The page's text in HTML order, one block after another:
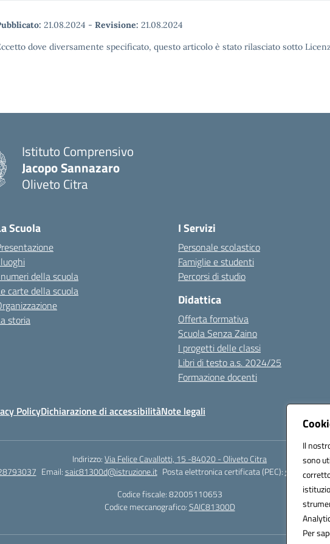
Il
sono
Per
21.08.2024 - Revisione: 21.08.2024
dove diversamente specificato, questo articolo è stato rilasciato sotto
Istituto Comprensivo
Jacopo Sannazaro
Oliveto Citra
Scuola
della scuola
carte della scuola
storia
I Servizi
Personale scolastico
Famiglie e studenti
Percorsi di studio
Didattica
Offerta formativa
Scuola Senza Zaino
I progetti delle classi
Libri di testo a.s. 2024/25
Formazione docenti
PolicyDichiarazione di accessibilitàNote legali
Indirizzo:Via Felice Cavallotti, 15 -84020 - Oliveto Citra
Email:saic81300d@istruzione.it Posta elettronica certificata (PEC):
Codice fiscale: 82005110653
Codice meccanografico:SAIC81300D